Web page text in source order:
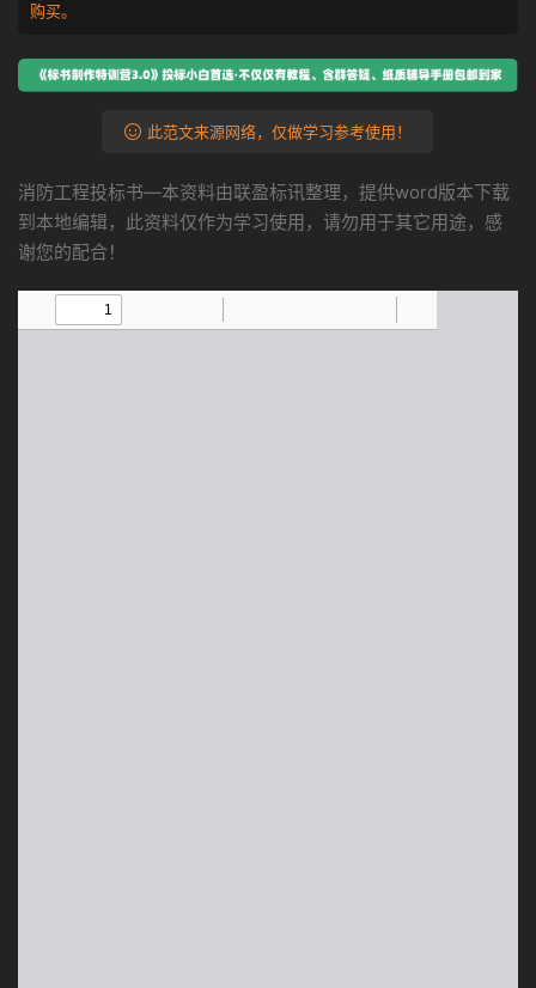
购买。
此范文来源网络，仅做学习参考使用！
消防工程投标书—本资料由联盈标讯整理，提供word版本下载
到本地编辑，此资料仅作为学习使用，请勿用于其它用途，感
谢您的配合！